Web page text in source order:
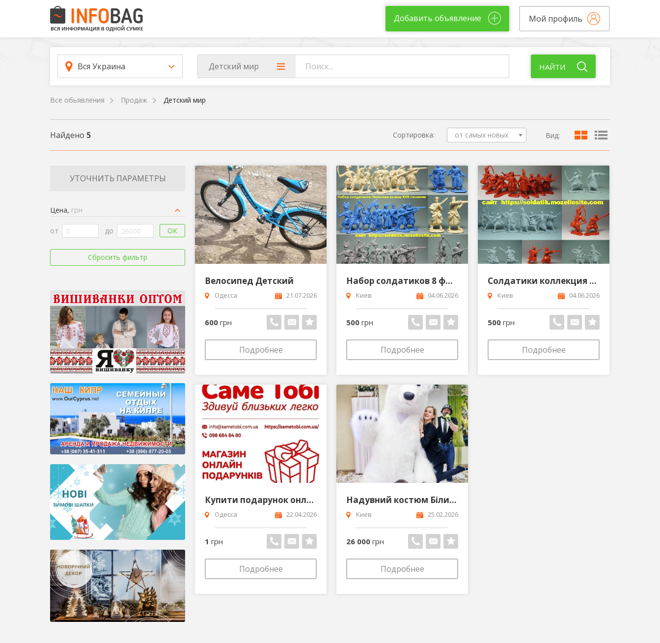
Добавить объявление Мой профиль
Вся Украина Детский мир НАЙТИ
Все обьявления Продаж Детский мир
Найдено 5 Сортировка: от самых новых Вид:
УТОЧНИТЬ ПАРАМЕТРЫ
Цена, грн
от до ОК
Сбросить фильтр
Велосипед Детский
Одесса 21.07.2026
600 грн
Подробнее
Набор солдатиков 8 фигурок Польские воины Украинские казаки Крымские татары коллекционные солдатики
Киев 04.06.2026
500грн
Подробнее
Солдатики коллекция Украинские казаки Средневековые воины Пираты эксклюзивный набор
Киев 04.06.2026
500грн
Подробнее
Купити подарунок онлайн Магазин подарунків Sametobi
Одесса 22.04.2026
1 грн
Подробнее
Надувний костюм Білий Ведмідь від виробника
Киев 25.02.2026
26 000грн
Подробнее